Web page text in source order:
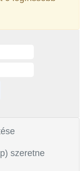
szeretne